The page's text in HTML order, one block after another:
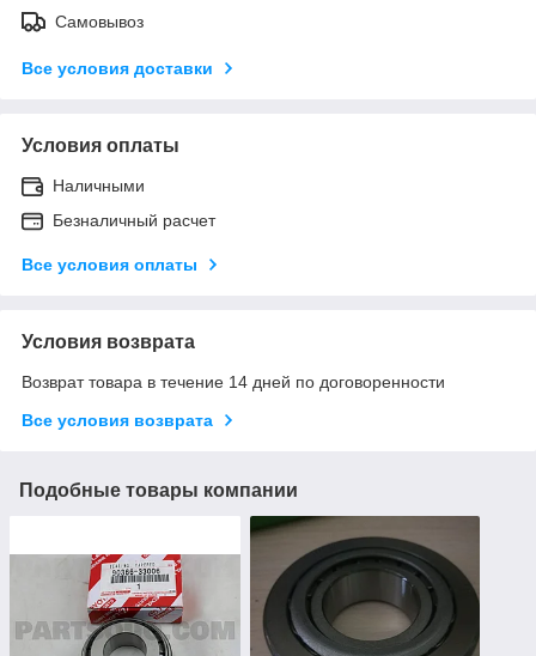
Самовывоз
Все условия доставки
Условия оплаты
Наличными
Безналичный расчет
Все условия оплаты
Условия возврата
Возврат товара в течение 14 дней по договоренности
Все условия возврата
Подобные товары компании